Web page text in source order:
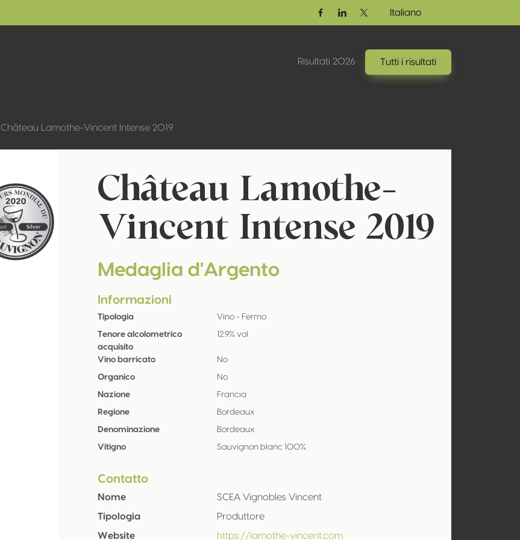
FacebookLinkedinTwitter / X
Italiano
Risultati 2026 Tutti i risultati
Château Lamothe-Vincent Intense 2019
Château Lamothe-
Vincent Intense 2019
Medaglia d'Argento
Informazioni
Tipologia Vino - Fermo
Tenore alcolometrico
acquisito
12.9% vol
Vino barricato No
Organico No
Nazione Francia
Regione Bordeaux
Denominazione Bordeaux
Vitigno Sauvignon blanc 100%
Contatto
Nome
SCEA Vignobles Vincent
Tipologia
Produttore
Website
https://lamothe-vincent.com